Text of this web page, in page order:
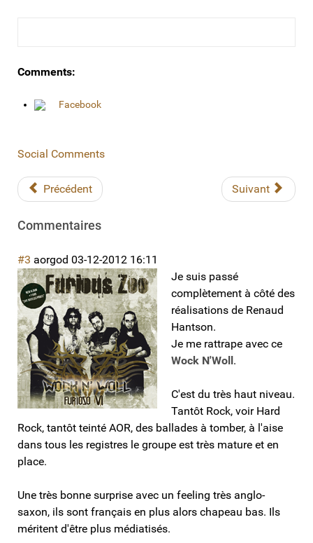
Comments:
Facebook
Social Comments
Précédent Suivant
Commentaires
#3 aorgod 03-12-2012 16:11
Je suis passé
complètement à côté des
réalisations de Renaud
Hantson.
Je me rattrape avec ce
Wock N'Woll.
C'est du très haut niveau.
Tantôt Rock, voir Hard
Rock, tantôt teinté AOR, des ballades à tomber, à l'aise
dans tous les registres le groupe est très mature et en
place.
Une très bonne surprise avec un feeling très anglo-
saxon, ils sont français en plus alors chapeau bas. Ils
méritent d'être plus médiatisés.